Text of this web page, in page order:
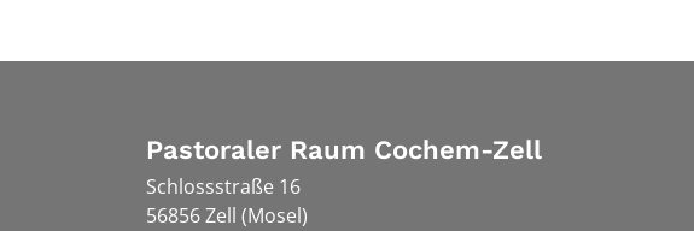
Pastoraler Raum Cochem-Zell
Schlossstraße 16
56856Zell (Mosel)